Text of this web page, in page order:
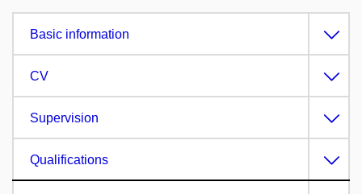
Basic information
CV
Supervision
Qualifications